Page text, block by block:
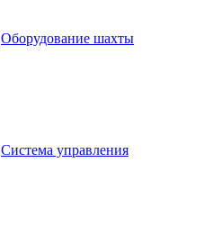
Оборудование шахты
Система управления